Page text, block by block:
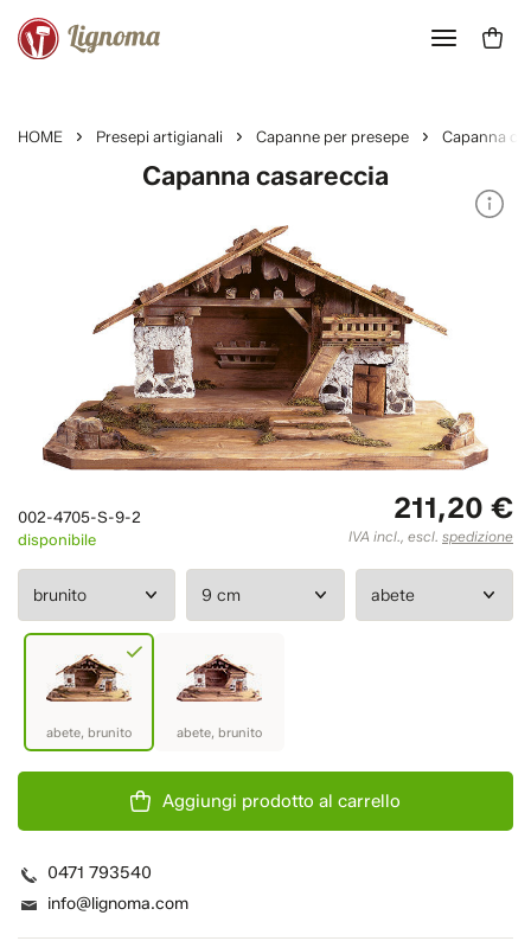
HOME Presepi artigianali Capanne per presepe Capanna
Capanna casareccia
211,20 €
IVA incl., escl. spedizione
002-4705-S-9-2
disponibile
Aggiungi prodotto al carrello
0471 793540
info@lignoma.com